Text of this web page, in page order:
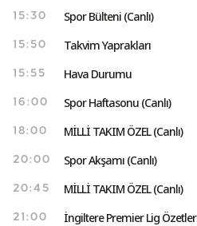
15:30 Spor Bülteni (Canlı)
15:50 Takvim Yaprakları
15:55 Hava Durumu
16:00 Spor Haftasonu (Canlı)
18:00 MİLLİ TAKIM ÖZEL (Canlı)
20:00 Spor Akşamı (Canlı)
20:45 MİLLİ TAKIM ÖZEL (Canlı)
21:00 İngiltere Premier Lig Özetler